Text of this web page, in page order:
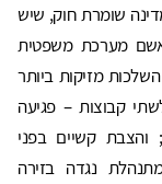
שומרת חוק, שיש
מערכת משפטית
מזיקות ביותר
קבוצות – פגיעה
והצבת קשיים בפני
נגדה בזירה